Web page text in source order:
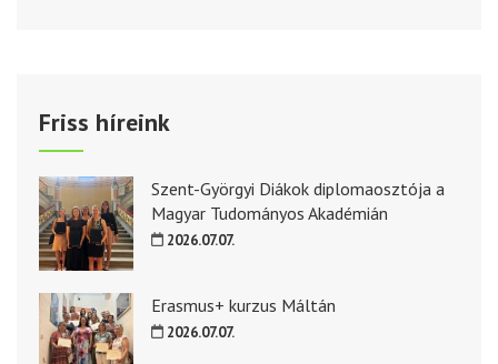
Friss híreink
Szent-Györgyi Diákok diplomaosztója a
Magyar Tudományos Akadémián
2026.07.07.
Erasmus+ kurzus Máltán
2026.07.07.